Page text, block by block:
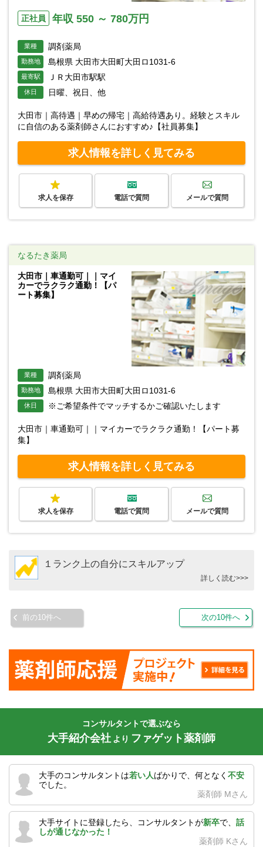
正社員 年収 550 ～ 780万円
業種 調剤薬局
勤務地 島根県 大田市大田町大田ロ1031-6
最寄駅 ＪＲ大田市駅駅
休日 日曜、祝日、他
大田市｜高待遇｜早めの帰宅｜高給待遇あり。経験とスキル
に自信のある薬剤師さんにおすすめ♪【社員募集】
求人情報を詳しく見てみる
求人を保存 電話で質問 メールで質問
なるたき薬局
大田市｜車通勤可｜｜マイ
カーでラクラク通勤！【パ
ート募集】
業種 調剤薬局
勤務地 島根県 大田市大田町大田ロ1031-6
休日 ※ご希望条件でマッチするかご確認いたします
大田市｜車通勤可｜｜マイカーでラクラク通勤！【パート募
集】
求人情報を詳しく見てみる
求人を保存 電話で質問 メールで質問
１ランク上の自分にスキルアップ
詳しく読む>>>
前の10件へ 次の10件へ
コンサルタントで選ぶなら
大手紹介会社 より ファゲット薬剤師
大手のコンサルタントは若い人ばかりで、何となく 不安
でした。
薬剤師 Mさん
大手サイトに登録したら、コンサルタントが新卒で、 話
しが通じなかった！
薬剤師 Kさん